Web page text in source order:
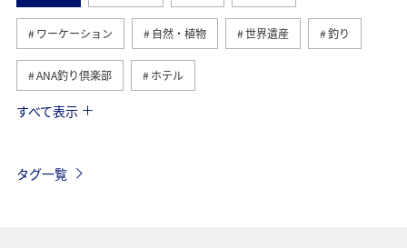
ワーケーション 自然・植物 世界遺産 釣り
ANA釣り倶楽部 ホテル
旅ナカ
すべて表示
タグ一覧